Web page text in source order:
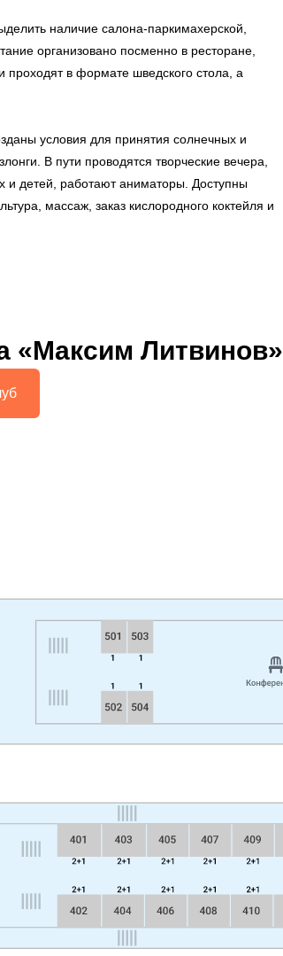
наличие салона-паркимахерской,
организовано посменно в ресторане,
проходят в формате шведского стола, а
условия для принятия солнечных и
В пути проводятся творческие вечера,
и детей, работают аниматоры. Доступны
массаж, заказ кислородного коктейля и
«Максим Литвинов»